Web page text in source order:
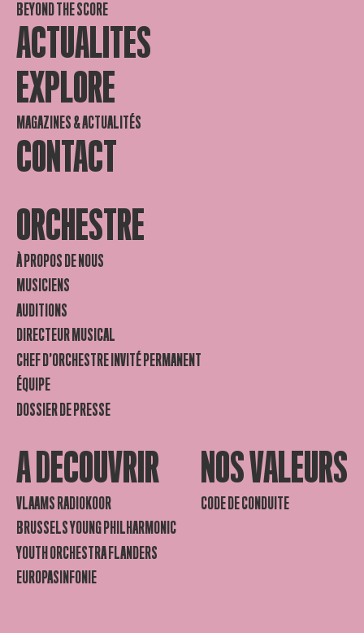
BEYOND THE SCORE
ACTUALITES
EXPLORE
MAGAZINES & ACTUALITÉS
CONTACT
ORCHESTRE
À PROPOS DE NOUS
MUSICIENS
AUDITIONS
DIRECTEUR MUSICAL
CHEF D’ORCHESTRE INVITÉ PERMANENT
ÉQUIPE
DOSSIER DE PRESSE
A DECOUVRIR
VLAAMS RADIOKOOR
BRUSSELS YOUNG PHILHARMONIC
YOUTH ORCHESTRA FLANDERS
EUROPASINFONIE
NOS VALEURS
CODE DE CONDUITE